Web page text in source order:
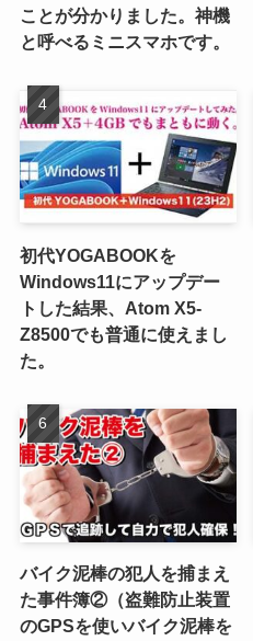
ことが分かりました。神機
と呼べるミニスマホです。
初代YOGABOOKを
Windows11にアップデー
トした結果、Atom X5-
Z8500でも普通に使えまし
た。
バイク泥棒の犯人を捕まえ
た事件簿②（盗難防止装置
のGPSを使いバイク泥棒を